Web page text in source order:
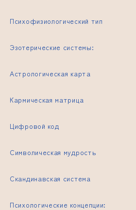
Психофизиологический тип
Эзотерические системы:
Астрологическая карта
Кармическая матрица
Цифровой код
Символическая мудрость
Скандинавская система
Психологические концепции: